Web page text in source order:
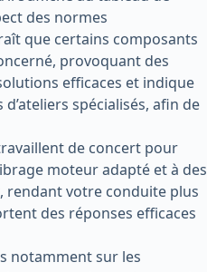
des normes
que certains composants
provoquant des
efficaces et indique
spécialisés, afin de
de concert pour
moteur adapté et à des
rendant votre conduite plus
des réponses efficaces
notamment sur les